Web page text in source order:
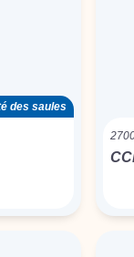
des saules